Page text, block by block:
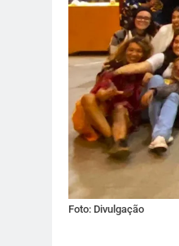
Foto: Divulgação